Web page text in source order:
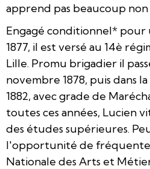
apprend pas beaucoup non
Engagé conditionnel* pour
1877, il est versé au 14è
Lille. Promu brigadier il
novembre 1878, puis dans
1882, avec grade de
toutes ces années, Lucien
des études supérieures.
l'opportunité de
Nationale des Arts et